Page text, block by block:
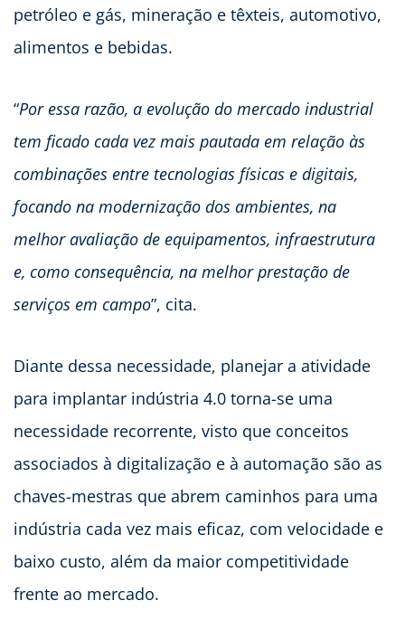
petróleo e gás, mineração e têxteis, automotivo,
alimentos e bebidas.
“Por essa razão, a evolução do mercado industrial
tem ficado cada vez mais pautada em relação às
combinações entre tecnologias físicas e digitais,
focando na modernização dos ambientes, na
melhor avaliação de equipamentos, infraestrutura
e, como consequência, na melhor prestação de
serviços em campo”, cita.
Diante dessa necessidade, planejar a atividade
para implantar indústria 4.0 torna-se uma
necessidade recorrente, visto que conceitos
associados à digitalização e à automação são as
chaves-mestras que abrem caminhos para uma
indústria cada vez mais eficaz, com velocidade e
baixo custo, além da maior competitividade
frente ao mercado.